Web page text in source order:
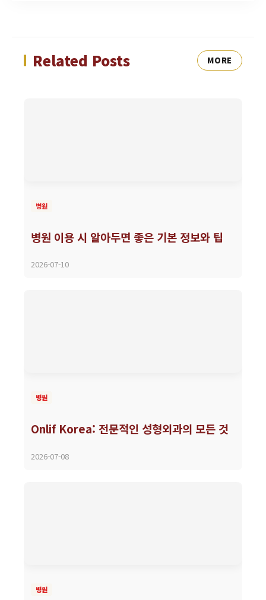
Related Posts MORE
병원
병원 이용 시 알아두면 좋은 기본 정보와 팁
2026-07-10
병원
Onlif Korea: 전문적인 성형외과의 모든 것
2026-07-08
병원